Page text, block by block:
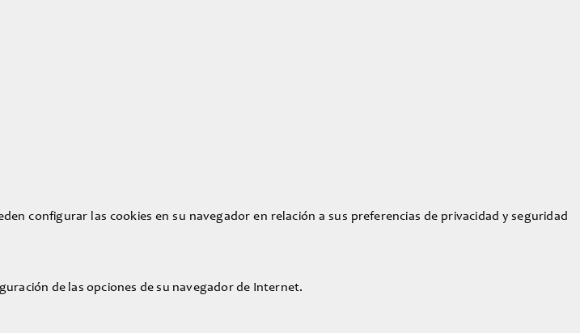
configurar las cookies en su navegador en relación a sus preferencias de privacidad y seguridad
de las opciones de su navegador de Internet.